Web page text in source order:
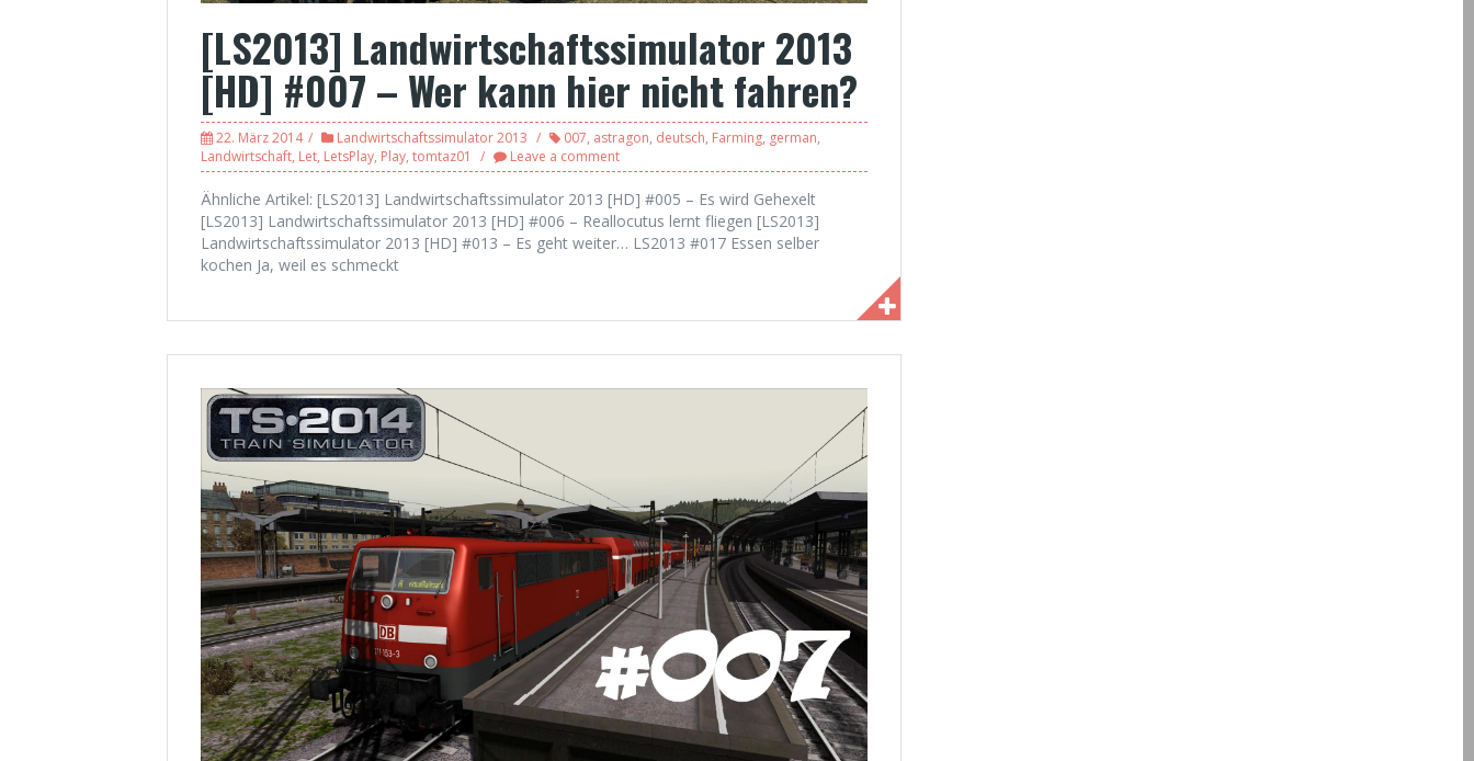
[LS2013] Landwirtschaftssimulator 2013
[HD] #007 – Wer kann hier nicht fahren?
22. März 2014 Landwirtschaftssimulator 2013 007, astragon, deutsch, Farming, german,
Landwirtschaft, Let, LetsPlay, Play, tomtaz01 Leave a comment
Ähnliche Artikel: [LS2013] Landwirtschaftssimulator 2013 [HD] #005 – Es wird Gehexelt
[LS2013] Landwirtschaftssimulator 2013 [HD] #006 – Reallocutus lernt fliegen [LS2013]
Landwirtschaftssimulator 2013 [HD] #013 – Es geht weiter… LS2013 #017 Essen selber
kochen Ja, weil es schmeckt